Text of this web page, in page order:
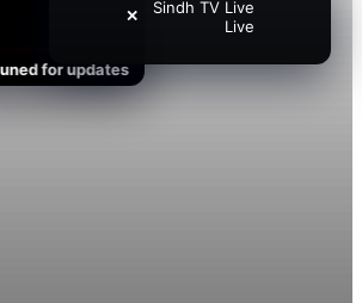
for updates
Sindh TV Live
Live
✕